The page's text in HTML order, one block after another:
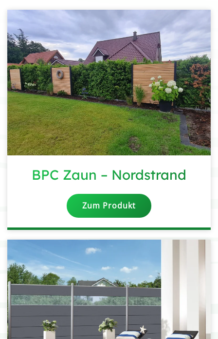
BPC Zaun – Nordstrand
Zum Produkt